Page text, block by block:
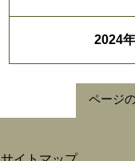
2024年
ページ